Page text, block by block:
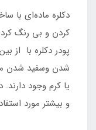
دکلره ماده‌ای با
کردن و بی رنگ
پودر دکلره با از
شدن وسفید شدن
یا کرم وجود
و بیشتر مورد